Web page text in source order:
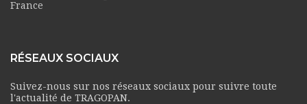
France
RÉSEAUX SOCIAUX
Suivez-nous sur nos réseaux sociaux pour suivre toute
l'actualité de TRAGOPAN.